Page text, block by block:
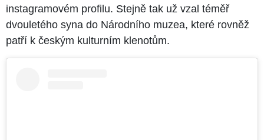
instagramovém profilu. Stejně tak už vzal téměř
dvouletého syna do Národního muzea, které rovněž
patří k českým kulturním klenotům.